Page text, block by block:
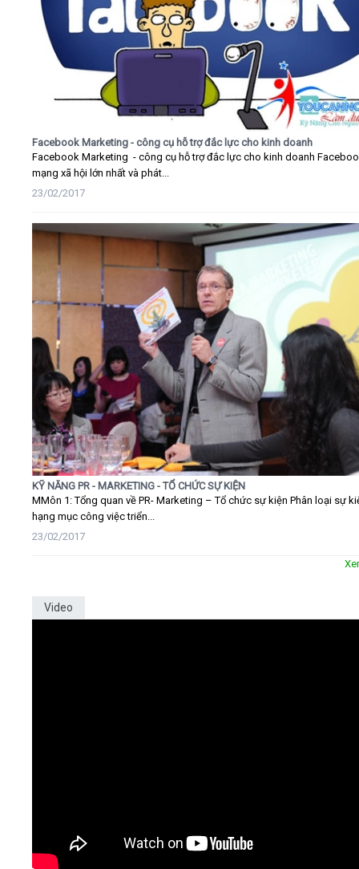
Facebook Marketing - công cụ hỗ trợ đắc lực cho kinh doanh
Facebook Marketing - công cụ hỗ trợ đắc lực cho kinh doanh
mạng xã hội lớn nhất và phát...
23/02/2017
KỸ NĂNG PR - MARKETING - TỔ CHỨC SỰ KIỆN
MMôn 1: Tổng quan về PR- Marketing – Tổ chức sự kiện Phân loại sự
hạng mục công việc triển...
23/02/2017
Video